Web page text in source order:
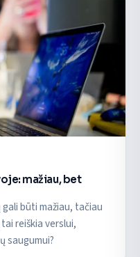
mažiau, bet
būti mažiau, tačiau
reiškia verslui,
saugumui?